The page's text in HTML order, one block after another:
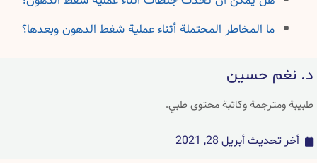
ما المخاطر المحتملة أثناء عملية شفط الدهون وبعدها؟
د. نغم حسين
طبيبة ومترجمة وكاتبة محتوى طبي.
أخر تحديثأبريل 28, 2021